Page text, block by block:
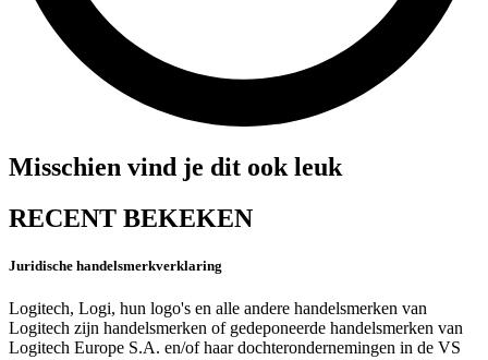
Misschien vind je dit ook leuk
RECENT BEKEKEN
Juridische handelsmerkverklaring
Logitech, Logi, hun logo's en alle andere handelsmerken van
Logitech zijn handelsmerken of gedeponeerde handelsmerken van
Logitech Europe S.A. en/of haar dochterondernemingen in de VS